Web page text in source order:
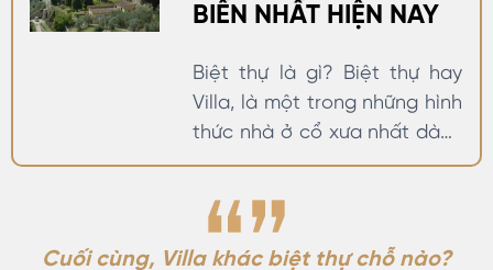
BIẾN NHẤT HIỆN NAY
Biệt thự là gì? Biệt thự hay
Villa, là một trong những hình
thức nhà ở cổ xưa nhất dành
cho tầng lớp quý tộc. Ngày
sống xã hội, ngày càng có
nhiều loại hình biệt thự được
Cuối cùng, Villa khác biệt thự chỗ nào?